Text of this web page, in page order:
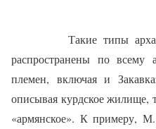
Такие типы
распространены по всему
племен, включая и
описывая курдское жилище,
«армянское». К примеру,